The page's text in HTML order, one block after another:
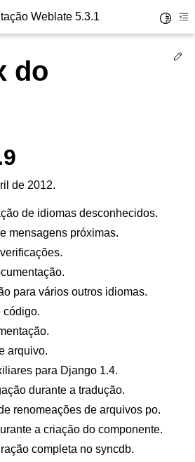
sidebarWeblate 5.3.1
de arquivos suportados
do
de 2012.
de idiomas desconhecidos.
mensagens próximas.
para vários outros idiomas.
código.
arquivo.
para Django 1.4.
durante a tradução.
renomeações de arquivos po.
a criação do componente.
completa no syncdb.